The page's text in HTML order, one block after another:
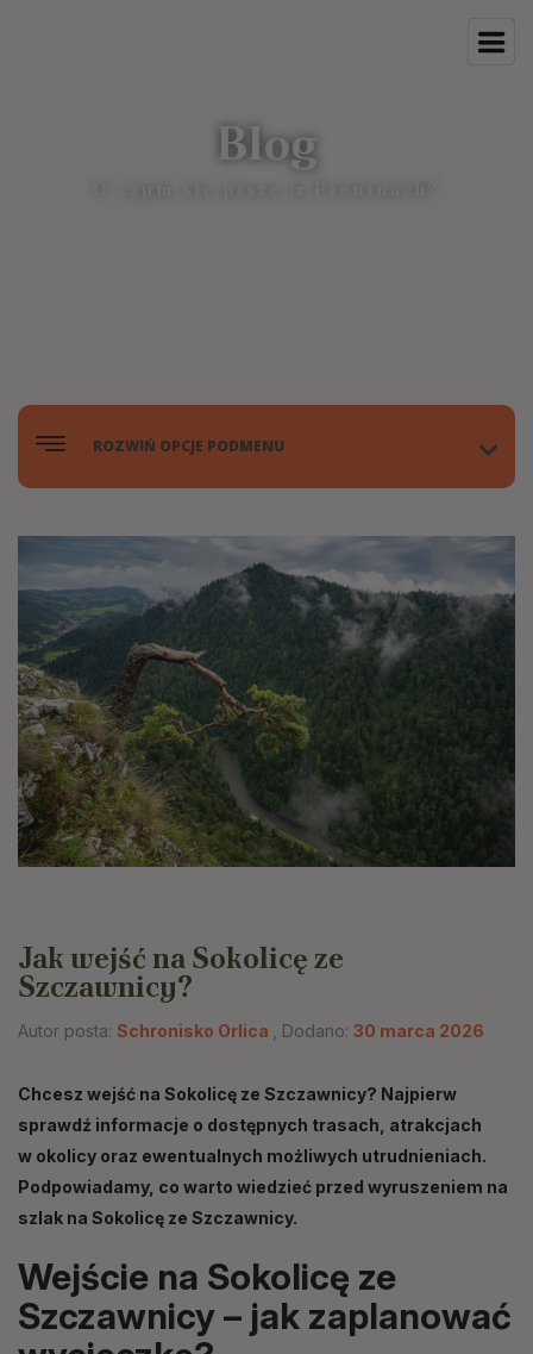
Blog
ROZWIŃ OPCJE PODMENU
Jak wejść na Sokolicę ze
Szczawnicy?
Autor posta: Schronisko Orlica , Dodano: 30 marca 2026
Chcesz wejść na Sokolicę ze Szczawnicy? Najpierw
sprawdź informacje o dostępnych trasach, atrakcjach
w okolicy oraz ewentualnych możliwych utrudnieniach.
Podpowiadamy, co warto wiedzieć przed wyruszeniem na
szlak na Sokolicę ze Szczawnicy.
Wejście na Sokolicę ze
Szczawnicy – jak zaplanować